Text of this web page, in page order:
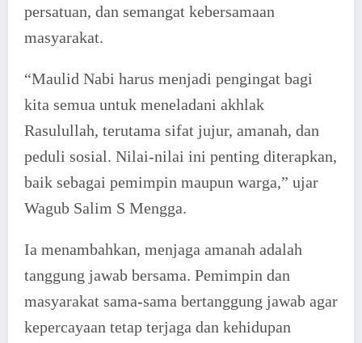
persatuan, dan semangat kebersamaan
masyarakat.
“Maulid Nabi harus menjadi pengingat bagi
kita semua untuk meneladani akhlak
Rasulullah, terutama sifat jujur, amanah, dan
peduli sosial. Nilai-nilai ini penting diterapkan,
baik sebagai pemimpin maupun warga,” ujar
Wagub Salim S Mengga.
Ia menambahkan, menjaga amanah adalah
tanggung jawab bersama. Pemimpin dan
masyarakat sama-sama bertanggung jawab agar
kepercayaan tetap terjaga dan kehidupan